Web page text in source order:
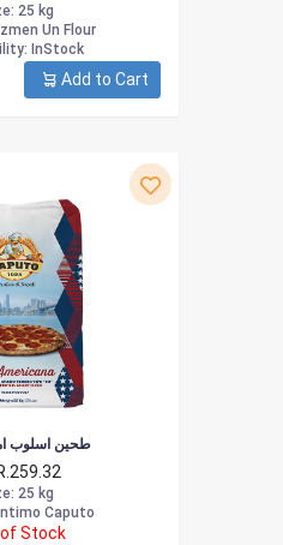
: 25 kg
Un Flour
: InStock
Add to Cart
طحين اسلوب
: 25 kg
Caputo
Stock